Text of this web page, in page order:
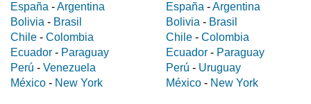
España -Argentina
Bolivia - Brasil
Chile - Colombia
Ecuador - Paraguay
Perú - Venezuela
México - New York
España -Argentina
Bolivia - Brasil
Chile - Colombia
Ecuador - Paraguay
Perú - Uruguay
México - New York